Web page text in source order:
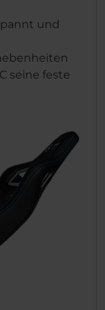
und
seine feste